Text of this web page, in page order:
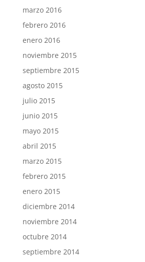
marzo 2016
febrero 2016
enero 2016
noviembre 2015
septiembre 2015
agosto 2015
julio 2015
junio 2015
mayo 2015
abril 2015
marzo 2015
febrero 2015
enero 2015
diciembre 2014
noviembre 2014
octubre 2014
septiembre 2014